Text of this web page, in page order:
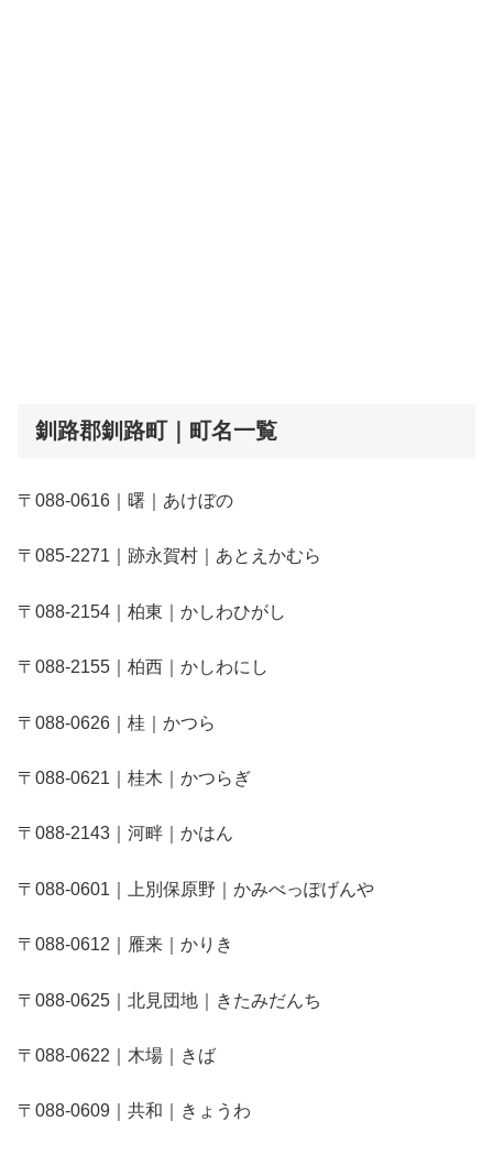
釧路郡釧路町｜町名一覧
〒088-0616｜曙｜あけぼの
〒085-2271｜跡永賀村｜あとえかむら
〒088-2154｜柏東｜かしわひがし
〒088-2155｜柏西｜かしわにし
〒088-0626｜桂｜かつら
〒088-0621｜桂木｜かつらぎ
〒088-2143｜河畔｜かはん
〒088-0601｜上別保原野｜かみべっぽげんや
〒088-0612｜雁来｜かりき
〒088-0625｜北見団地｜きたみだんち
〒088-0622｜木場｜きば
〒088-0609｜共和｜きょうわ